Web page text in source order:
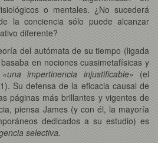
o mentales. ¿No sucederá
la conciencia sólo puede alcanzar
diferente?
del autómata de su tiempo (ligada
en nociones cuasimetafísicas y
«una impertinencia injustificable» (el
Su defensa de la eficacia causal de
páginas más brillantes y vigentes de
piensa James (y con él, la mayoría
dedicados a su estudio) es
selectiva.